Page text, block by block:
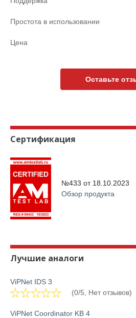
Простота в использовании
Цена
Оставьте
Сертификация
№433 от 18.10.2023
Обзор продукта
Лучшие аналоги
ViPNet IDS 3
(0/5, Нет отзывов)
ViPNet Coordinator KB 4